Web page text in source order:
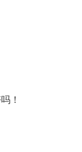
！